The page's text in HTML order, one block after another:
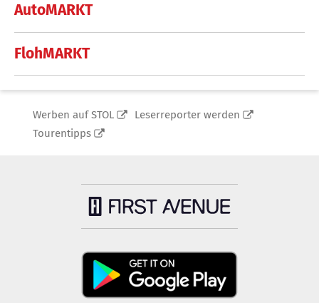
AutoMARKT
FlohMARKT
Werben auf STOL
Leserreporter werden
Tourentipps